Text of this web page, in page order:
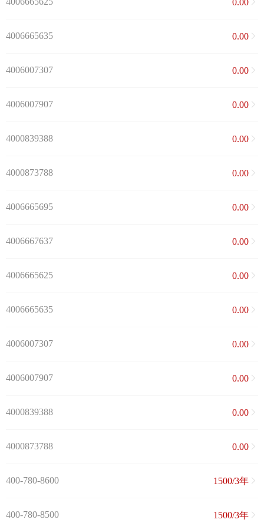
4006665635 0.00
4006007307 0.00
4006007907 0.00
4000839388 0.00
4000873788 0.00
4006665695 0.00
4006667637 0.00
4006665625 0.00
4006665635 0.00
4006007307 0.00
4006007907 0.00
4000839388 0.00
4000873788 0.00
400-780-8600 1500/3年
400-780-8500 1500/3年